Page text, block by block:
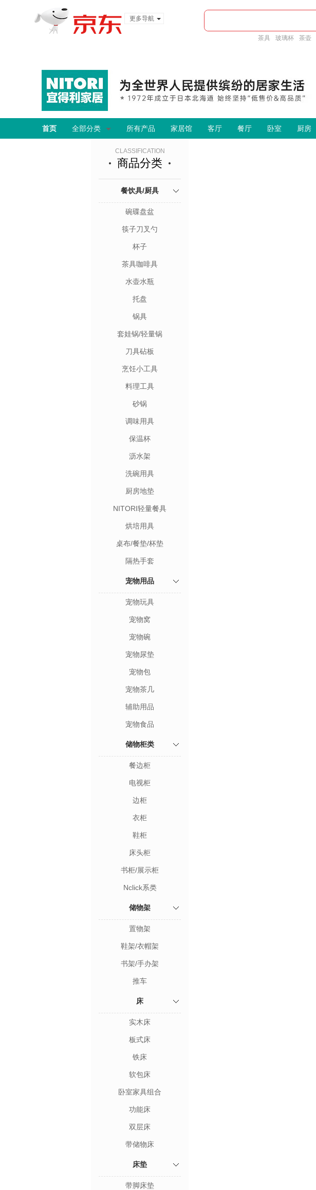
更多导航
茶具 玻璃杯 茶壶
首页 全部分类 所有产品 家居馆 客厅 餐厅 卧室 厨房
CLASSIFICATION
商品分类
餐饮具/厨具
碗碟盘盆
筷子刀叉勺
杯子
茶具咖啡具
水壶水瓶
托盘
锅具
套娃锅/轻量锅
刀具砧板
烹饪小工具
料理工具
砂锅
调味用具
保温杯
沥水架
洗碗用具
厨房地垫
NITORI轻量餐具
烘培用具
桌布/餐垫/杯垫
隔热手套
宠物用品
宠物玩具
宠物窝
宠物碗
宠物尿垫
宠物包
宠物茶几
辅助用品
宠物食品
储物柜类
餐边柜
电视柜
边柜
衣柜
鞋柜
床头柜
书柜/展示柜
Nclick系类
储物架
置物架
鞋架/衣帽架
书架/手办架
推车
床
实木床
板式床
铁床
软包床
卧室家具组合
功能床
双层床
带储物床
床垫
带脚床垫